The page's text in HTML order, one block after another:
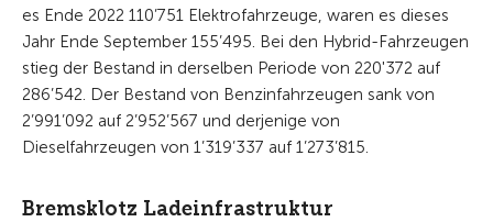
es Ende 2022 110’751 Elektrofahrzeuge, waren es dieses
Jahr Ende September 155’495. Bei den Hybrid-Fahrzeugen
stieg der Bestand in derselben Periode von 220'372 auf
286’542. Der Bestand von Benzinfahrzeugen sank von
2’991’092 auf 2’952’567 und derjenige von
Dieselfahrzeugen von 1’319’337 auf 1’273’815.
Bremsklotz Ladeinfrastruktur